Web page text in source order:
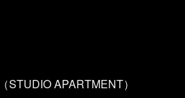
STUDIO APARTMENT）